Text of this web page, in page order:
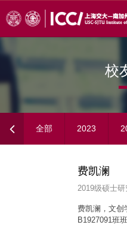
校
全部 2023
费凯澜
2019级硕士研
费凯澜，文创
B1927091班